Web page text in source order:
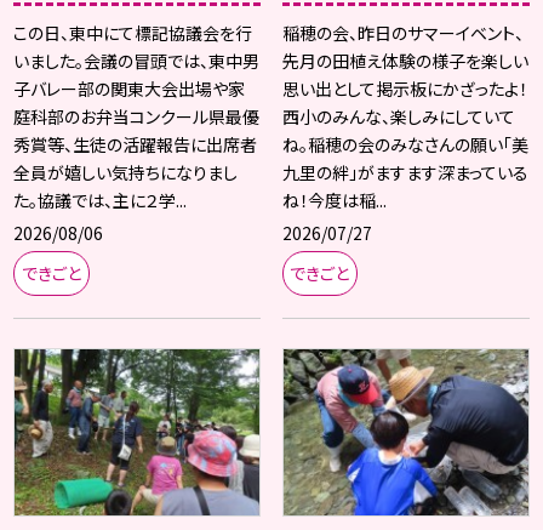
この日、東中にて標記協議会を行
いました。会議の冒頭では、東中男
子バレー部の関東大会出場や家
庭科部のお弁当コンクール県最優
秀賞等、生徒の活躍報告に出席者
全員が嬉しい気持ちになりまし
た。協議では、主に２学...
2026/08/06
できごと
稲穂の会、昨日のサマーイベント、
先月の田植え体験の様子を楽しい
思い出として掲示板にかざったよ！
西小のみんな、楽しみにしていて
ね。稲穂の会のみなさんの願い「美
九里の絆」がますます深まっている
ね！今度は稲...
2026/07/27
できごと